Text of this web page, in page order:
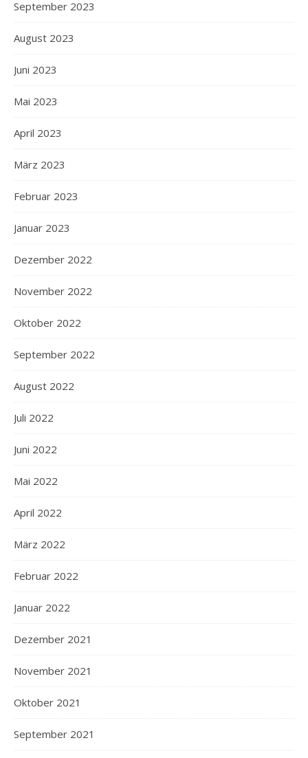
September 2023
August 2023
Juni 2023
Mai 2023
April 2023
März 2023
Februar 2023
Januar 2023
Dezember 2022
November 2022
Oktober 2022
September 2022
August 2022
Juli 2022
Juni 2022
Mai 2022
April 2022
März 2022
Februar 2022
Januar 2022
Dezember 2021
November 2021
Oktober 2021
September 2021